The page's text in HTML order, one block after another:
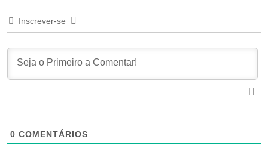
Inscrever-se
0 COMENTÁRIOS